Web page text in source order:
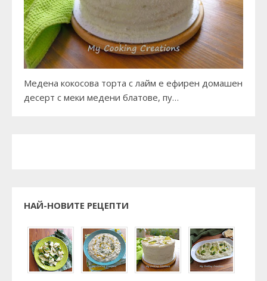
Медена кокосова торта с лайм е ефирен домашен
десерт с меки медени блатове, пу…
НАЙ-НОВИТЕ РЕЦЕПТИ